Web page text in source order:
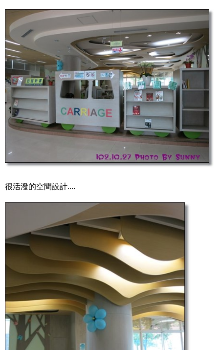
很活潑的空間設計....